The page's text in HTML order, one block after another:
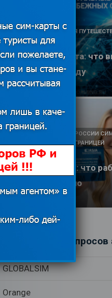
eSIM или SIM-карта: что
туристу в 2026 году
ПОЛЕЗНЫЕ ОБЗОРЫ ДЛЯ
25.06.2026
Интернет в Китае: что
что заблокировано
КАК И У КОГО КУПИТЬ В РОССИИ
ИНТЕРНЕТА И СВЯЗИ ЗА ГРАНИЦЕЙ
17.06.2026
Рубрики
GLOBALSIM
Orange